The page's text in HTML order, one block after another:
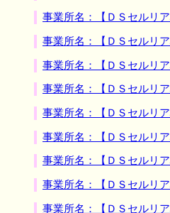
事業所名：【ＤＳセルリ
事業所名：【ＤＳセルリ
事業所名：【ＤＳセルリ
事業所名：【ＤＳセルリ
事業所名：【ＤＳセルリ
事業所名：【ＤＳセルリ
事業所名：【ＤＳセルリ
事業所名：【ＤＳセルリ
事業所名：【ＤＳセルリ